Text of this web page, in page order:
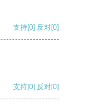
支持[0] 反对[0]
支持[0] 反对[0]